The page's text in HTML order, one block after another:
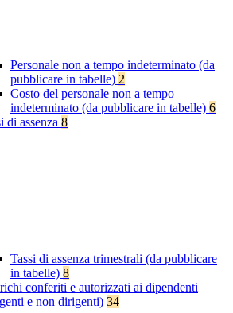
Personale non a tempo indeterminato (da
pubblicare in tabelle) 2
Costo del personale non a tempo
indeterminato (da pubblicare in tabelle) 6
di assenza 8
Tassi di assenza trimestrali (da pubblicare
in tabelle) 8
conferiti e autorizzati ai dipendenti
e non dirigenti) 34